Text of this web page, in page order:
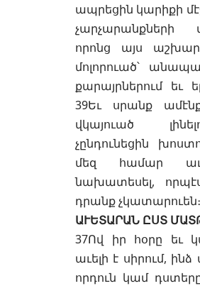
ապրեցին կարիքի
չարչարանքների
որոնց այս
մոլորուած՝
քարայրներում եւ
39Եւ սրանք
վկայուած
չընդունեցին
մեզ համար
նախատեսել,
դրանք չկատարուեն։
ԱՒԵՏԱՐԱՆ ԸՍՏ
37Ով իր հօրը եւ
աւելի է սիրում,
որդուն կամ